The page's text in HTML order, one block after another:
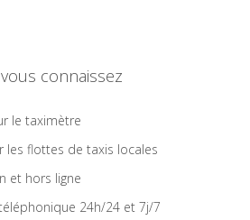
connaissez
le taximètre
les flottes de taxis locales
et hors ligne
24h/24 et 7j/7